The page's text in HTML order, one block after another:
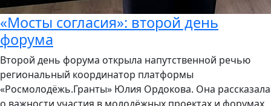
«Мосты согласия»: второй день
форума
Второй день форума открыла напутственной речью
региональный координатор платформы
«Росмолодёжь.Гранты» Юлия Ордокова. Она рассказала